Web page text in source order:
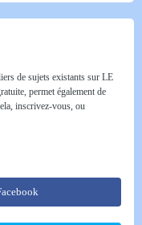
de sujets existants sur LE
permet également de
inscrivez-vous, ou